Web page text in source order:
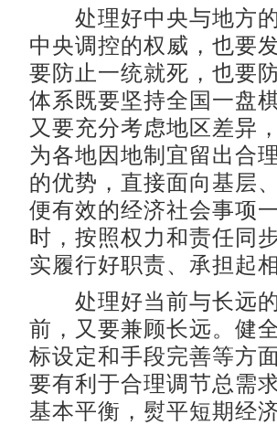
处理好中央与地方的
中央调控的权威，也要
要防止一统就死，也要
体系既要坚持全国一盘
又要充分考虑地区差异
为各地因地制宜留出合
的优势，直接面向基层
便有效的经济社会事项
时，按照权力和责任同
实履行好职责、承担起
处理好当前与长远的
前，又要兼顾长远。健
标设定和手段完善等方
要有利于合理调节总需
基本平衡，熨平短期经